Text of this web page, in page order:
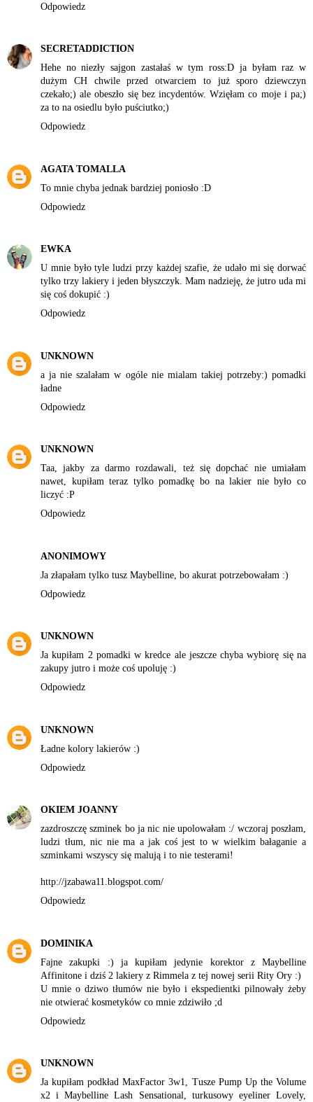
Odpowiedz
SECRETADDICTION
Hehe no niezły sajgon zastałaś w tym ross:D ja byłam raz w
dużym CH chwile przed otwarciem to już sporo dziewczyn
czekało;) ale obeszło się bez incydentów. Wzięłam co moje i pa;)
za to na osiedlu było puściutko;)
Odpowiedz
AGATA TOMALLA
To mnie chyba jednak bardziej poniosło :D
Odpowiedz
EWKA
U mnie było tyle ludzi przy każdej szafie, że udało mi się dorwać
tylko trzy lakiery i jeden błyszczyk. Mam nadzieję, że jutro uda mi
się coś dokupić :)
Odpowiedz
UNKNOWN
a ja nie szalałam w ogóle nie mialam takiej potrzeby:) pomadki
ładne
Odpowiedz
UNKNOWN
Taa, jakby za darmo rozdawali, też się dopchać nie umiałam
nawet, kupiłam teraz tylko pomadkę bo na lakier nie było co
liczyć :P
Odpowiedz
ANONIMOWY
Ja złapałam tylko tusz Maybelline, bo akurat potrzebowałam :)
Odpowiedz
UNKNOWN
Ja kupiłam 2 pomadki w kredce ale jeszcze chyba wybiorę się na
zakupy jutro i może coś upoluję :)
Odpowiedz
UNKNOWN
Ładne kolory lakierów :)
Odpowiedz
OKIEM JOANNY
zazdroszczę szminek bo ja nic nie upolowałam :/ wczoraj poszłam,
ludzi tłum, nic nie ma a jak coś jest to w wielkim bałaganie a
szminkami wszyscy się malują i to nie testerami!
http://jzabawa11.blogspot.com/
Odpowiedz
DOMINIKA
Fajne zakupki :) ja kupiłam jedynie korektor z Maybelline
Affinitone i dziś 2 lakiery z Rimmela z tej nowej serii Rity Ory :)
U mnie o dziwo tłumów nie było i ekspedientki pilnowały żeby
nie otwierać kosmetyków co mnie zdziwiło ;d
Odpowiedz
UNKNOWN
Ja kupiłam podkład MaxFactor 3w1, Tusze Pump Up the Volume
x2 i Maybelline Lash Sensational, turkusowy eyeliner Lovely,